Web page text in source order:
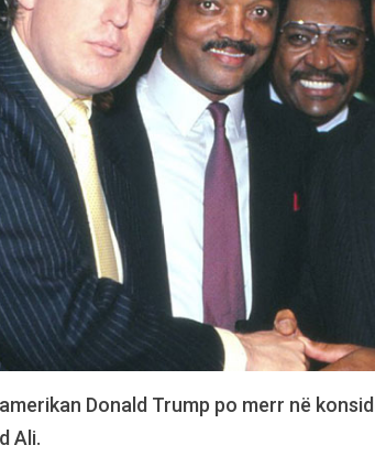
Donald Trump po merr në
Ali.